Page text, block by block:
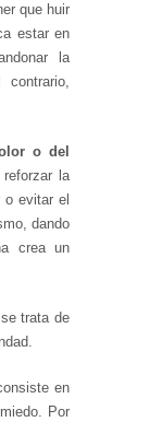
que huir
estar en
la
o del
la
evitar el
dando
crea un
se trata de
en
Por